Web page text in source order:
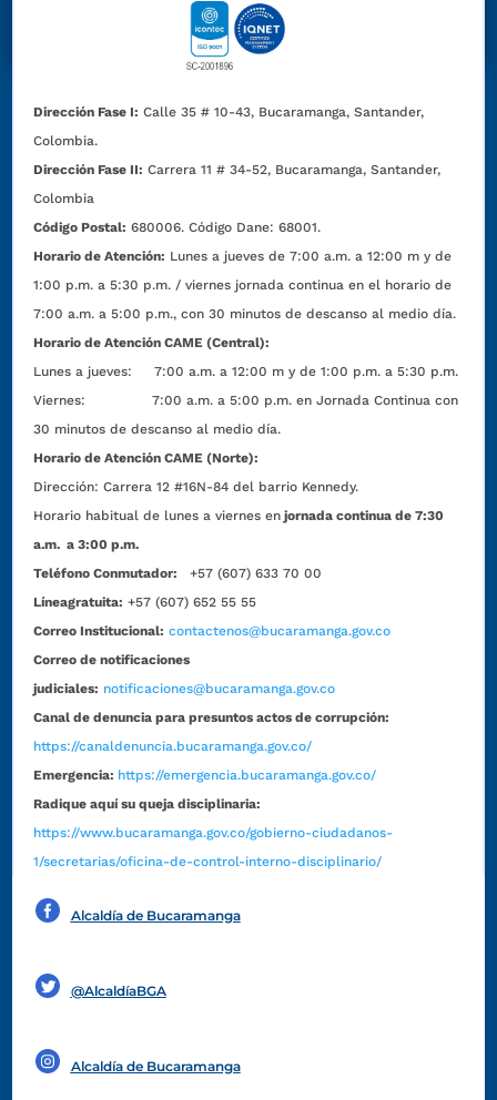
Dirección Fase I: Calle 35 # 10-43, Bucaramanga, Santander,
Colombia.
Dirección Fase II: Carrera 11 # 34-52, Bucaramanga, Santander,
Colombia
Código Postal: 680006. Código Dane: 68001.
Horario de Atención: Lunes a jueves de 7:00 a.m. a 12:00 m y de
1:00 p.m. a 5:30 p.m. / viernes jornada continua en el horario de
7:00 a.m. a 5:00 p.m., con 30 minutos de descanso al medio día.
Horario de Atención CAME (Central):
Lunes a jueves: 7:00 a.m. a 12:00 m y de 1:00 p.m. a 5:30 p.m.
Viernes: 7:00 a.m. a 5:00 p.m. en Jornada Continua con
30 minutos de descanso al medio día.
Horario de Atención CAME (Norte):
Dirección:Carrera 12 #16N-84 del barrio Kennedy.
Horario habitual de lunes a viernes en jornada continua de 7:30
a.m. a 3:00 p.m.
Teléfono Conmutador:
+57 (607) 633 70 00
Líneagratuita: +57 (607) 652 55 55
Correo Institucional: contactenos@bucaramanga.gov.co
Correo de notificaciones
judiciales: notificaciones@bucaramanga.gov.co
Canal de denuncia para presuntos actos de corrupción:
https://canaldenuncia.bucaramanga.gov.co/
Emergencia: https://emergencia.bucaramanga.gov.co/
Radique aquí su queja disciplinaria:
https://www.bucaramanga.gov.co/gobierno-ciudadanos-
1/secretarias/oficina-de-control-interno-disciplinario/
Alcaldía de Bucaramanga
@AlcaldíaBGA
Alcaldía de Bucaramanga